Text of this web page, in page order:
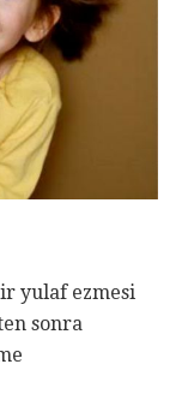
yulaf ezmesi
sonra